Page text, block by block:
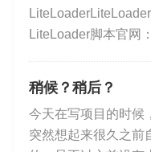
明开启了网速节流。
：灰色状态说明是
LiteLoader脚本官网
稍候？稍后？
今天在写项目的时候
突然想起来很久之前